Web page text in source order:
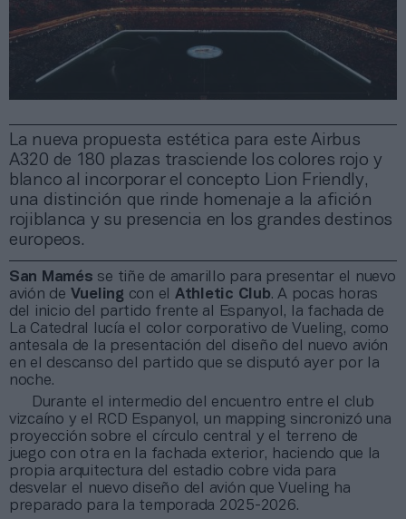
La nueva propuesta estética para este Airbus
A320 de 180 plazas trasciende los colores rojo y
blanco al incorporar el concepto Lion Friendly,
una distinción que rinde homenaje a la afición
rojiblanca y su presencia en los grandes destinos
europeos.
San Mamés se tiñe de amarillo para presentar el nuevo
avión de Vueling con el Athletic Club. A pocas horas
del inicio del partido frente al Espanyol, la fachada de
La Catedral lucía el color corporativo de Vueling, como
antesala de la presentación del diseño del nuevo avión
en el descanso del partido que se disputó ayer por la
noche.
Durante el intermedio del encuentro entre el club
vizcaíno y el RCD Espanyol, un mapping sincronizó una
proyección sobre el círculo central y el terreno de
juego con otra en la fachada exterior, haciendo que la
propia arquitectura del estadio cobre vida para
desvelar el nuevo diseño del avión que Vueling ha
preparado para la temporada 2025-2026.